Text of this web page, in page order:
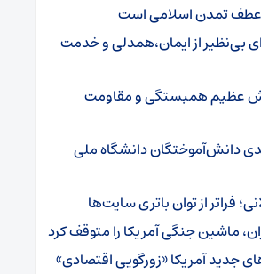
عطف تمدن اسلامی است
بی‌نظیر از ایمان،همدلی و خدمت
عظیم همبستگی و مقاومت
درصدی دانش‌آموختگان دانشگاه ملی
فراتر از توان باتری سایت‌ها
ماشین جنگی آمریکا را متوقف کرد
جدید آمریکا «زورگویی اقتصادی»